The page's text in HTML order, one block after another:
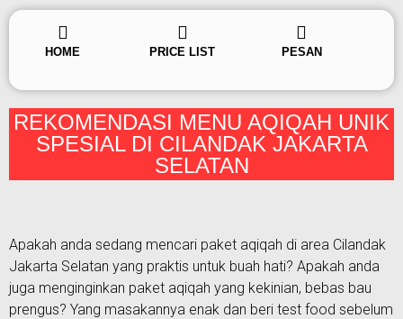
HOME PRICE LIST PESAN
REKOMENDASI MENU AQIQAH UNIK
SPESIAL DI CILANDAK JAKARTA
SELATAN
Apakah anda sedang mencari paket aqiqah di area Cilandak
Jakarta Selatan yang praktis untuk buah hati? Apakah anda
juga menginginkan paket aqiqah yang kekinian, bebas bau
prengus? Yang masakannya enak dan beri test food sebelum